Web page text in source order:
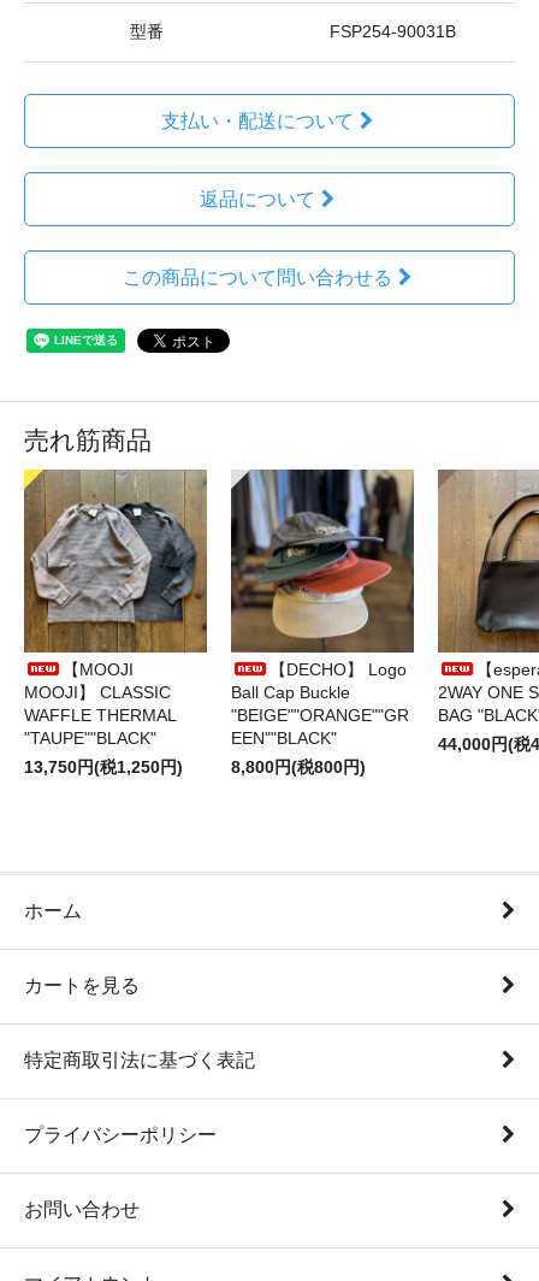
型番 FSP254-90031B
支払い・配送について
返品について
この商品について問い合わせる
売れ筋商品
【MOOJI
MOOJI】 CLASSIC
WAFFLE THERMAL
"TAUPE""BLACK"
13,750円(税1,250円)
【DECHO】 Logo
Ball Cap Buckle
"BEIGE""ORANGE""GR
EEN""BLACK"
8,800円(税800円)
【
2WAY ONE
BAG
44,000円(税
ホーム
カートを見る
特定商取引法に基づく表記
プライバシーポリシー
お問い合わせ